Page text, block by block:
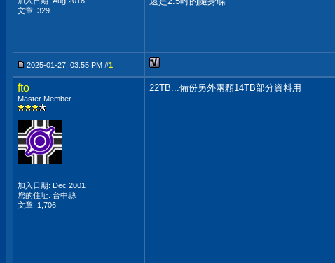
文章: 329
2025-01-27, 03:55 PM #1
fto
Master Member
加入日期: Dec 2001
您的住址: 台中縣
文章: 1,706
22TB...備份另外兩顆14TB部分資料用